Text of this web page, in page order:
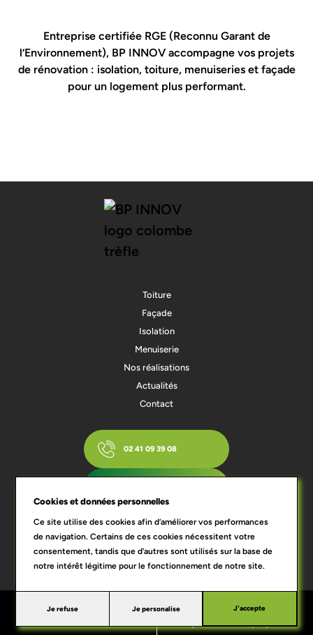
Qui sommes-nous
?
Mentions
légales
RGPD
Conditions générales de
vente
Contactez-nous J'estime mon projet
Entreprise certifiée RGE (Reconnu Garant de
l’Environnement), BP INNOV accompagne vos projets
de rénovation : isolation, toiture, menuiseries et façade
pour un logement plus performant.
Toiture
Façade
Isolation
Menuiserie
Nos réalisations
Actualités
Contact
02 41 09 39 08
Qui sommes-nous ?BlogMentions légalesRGPDConditions générales de vente
Cookies et données personnelles
Ce site utilise des cookies afin d’améliorer vos performances
de navigation. Certains de ces cookies nécessitent votre
consentement, tandis que d’autres sont utilisés sur la base de
notre intérêt légitime pour le fonctionnement de notre site.
Je refuse Je personalise J'accepte